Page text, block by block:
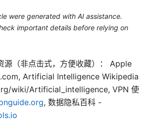
were generated with AI assistance.
important details before relying on
源（非点击式，方便收藏）： Apple
Artificial Intelligence Wikipedia
wiki/Artificial_intelligence, VPN 使
, 数据隐私百科 -